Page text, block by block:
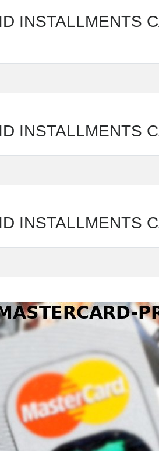
INSTALLMENTS
INSTALLMENTS
INSTALLMENTS